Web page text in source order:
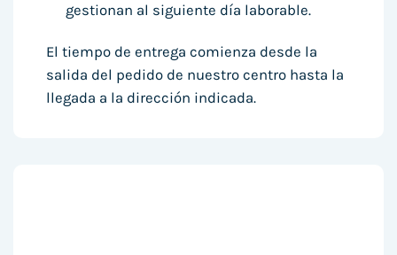
gestionan al siguiente día laborable.
El tiempo de entrega comienza desde la
salida del pedido de nuestro centro hasta la
llegada a la dirección indicada.